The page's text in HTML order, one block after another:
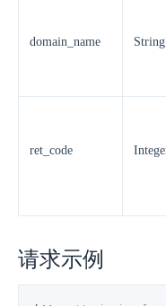
domain_name String
ret_code
请求示例